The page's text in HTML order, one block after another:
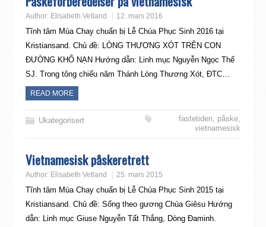
Author: Elisabeth Vetland 12. mars 2016
Tĩnh tâm Mùa Chay chuẩn bị Lễ Chúa Phục Sinh 2016 tại
Kristiansand. Chủ đề: LÒNG THƯƠNG XÓT TRÊN CON
ĐƯỜNG KHỔ NẠN Hướng dẫn: Linh mục Nguyễn Ngọc Thế
SJ. Trong tông chiếu năm Thánh Lòng Thương Xót, ĐTC…
READ MORE
Ukategorisert fastetiden påske
vietnamesisk
Vietnamesisk påskeretrett
Author: Elisabeth Vetland 25. mars 2015
Tĩnh tâm Mùa Chay chuẩn bị Lễ Chúa Phục Sinh 2015 tại
Kristiansand. Chủ đề: Sống theo gương Chúa Giêsu Hướng
dẫn: Linh mục Giuse Nguyễn Tất Thắng, Dòng Đaminh.